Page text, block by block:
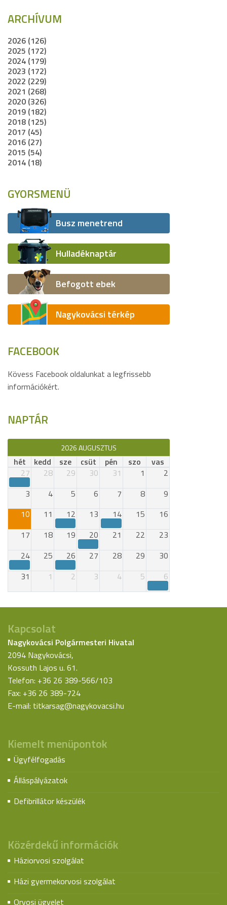
ARCHÍVUM
2026 (126)
2025 (172)
2024 (179)
2023 (172)
2022 (229)
2021 (268)
2020 (326)
2019 (182)
2018 (125)
2017 (45)
2016 (27)
2015 (54)
2014 (18)
GYORSMENÜ
Busz menetrend
Hulladéknaptár
Befogott ebek
Nagykovácsi térkép
FACEBOOK
Kövess Facebook oldalunkat a legfrissebb
információkért.
NAPTÁR
2026 AUGUSZTUS
hét kedd sze csüt pén szo
vas
27
28 29 30 31 1
2
3
4 5 6 7 8
9
10
11 12 13 14 15
16
17
18 19 20 21 22
23
24
25 26 27 28 29
30
31
1 2 3 4 5 6
Kapcsolat
Nagykovácsi Polgármesteri Hivatal
2094 Nagykovácsi,
Kossuth Lajos u. 61.
Telefon: +36 26 389-566/103
Fax: +36 26 389-724
E-mail: titkarsag@nagykovacsi.hu
Kiemelt menüpontok
Ügyfélfogadás
Álláspályázatok
Defibrillátor készülék
Közérdekű információk
Háziorvosi szolgálat
Házi gyermekorvosi szolgálat
Orvosi ügyelet